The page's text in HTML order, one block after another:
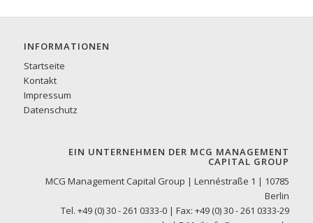
INFORMATIONEN
Startseite
Kontakt
Impressum
Datenschutz
EIN UNTERNEHMEN DER MCG MANAGEMENT
CAPITAL GROUP
MCG Management Capital Group | Lennéstraße 1 | 10785
Berlin
Tel. +49 (0) 30 - 261 0333-0 | Fax: +49 (0) 30 - 261 0333-29